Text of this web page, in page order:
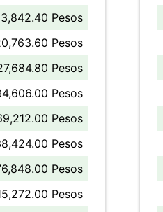
Pesos
Pesos
Pesos
Pesos
Pesos
Pesos
Pesos
Pesos